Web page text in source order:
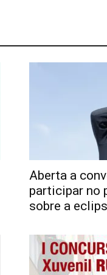
Aberta a
participar no
sobre a